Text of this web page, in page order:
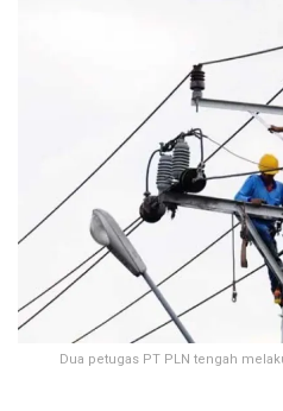
Dua petugas PT PLN tengah